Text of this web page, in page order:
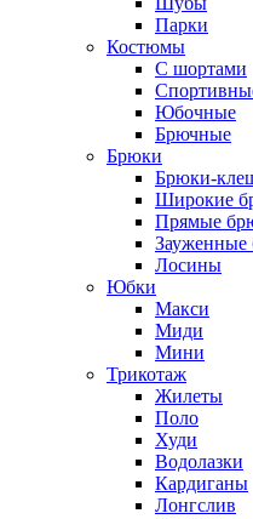
Парки
Костюмы
С шортами
Юбочные
Брючные
Брюки
Брюки-
Широкие
Прямые
Зауженные
Лосины
Юбки
Макси
Миди
Мини
Трикотаж
Жилеты
Поло
Худи
Водолазки
Кардиганы
Лонгслив